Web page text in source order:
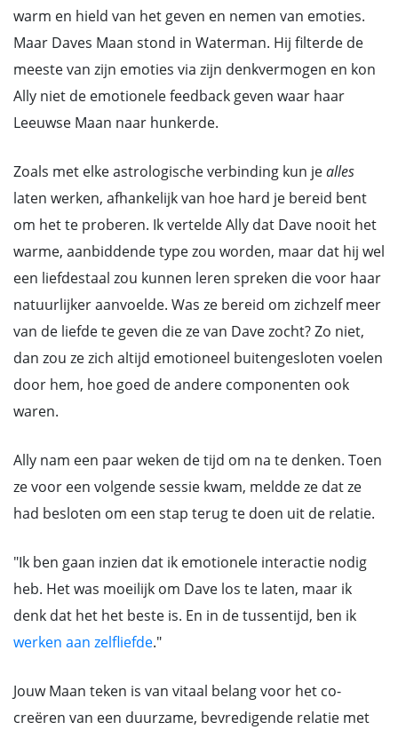
warm en hield van het geven en nemen van emoties.
Maar Daves Maan stond in Waterman. Hij filterde de
meeste van zijn emoties via zijn denkvermogen en kon
Ally niet de emotionele feedback geven waar haar
Leeuwse Maan naar hunkerde.
Zoals met elke astrologische verbinding kun jealles
laten werken, afhankelijk van hoe hard je bereid bent
om het te proberen. Ik vertelde Ally dat Dave nooit het
warme, aanbiddende type zou worden, maar dat hij wel
een liefdestaal zou kunnen leren spreken die voor haar
natuurlijker aanvoelde. Was ze bereid om zichzelf meer
van de liefde te geven die ze van Dave zocht? Zo niet,
dan zou ze zich altijd emotioneel buitengesloten voelen
door hem, hoe goed de andere componenten ook
waren.
Ally nam een paar weken de tijd om na te denken. Toen
ze voor een volgende sessie kwam, meldde ze dat ze
had besloten om een stap terug te doen uit de relatie.
"Ik ben gaan inzien dat ik emotionele interactie nodig
heb. Het was moeilijk om Dave los te laten, maar ik
denk dat het het beste is. En in de tussentijd, ben ik
werken aan zelfliefde."
Jouw Maan teken is van vitaal belang voor het co-
creëren van een duurzame, bevredigende relatie met